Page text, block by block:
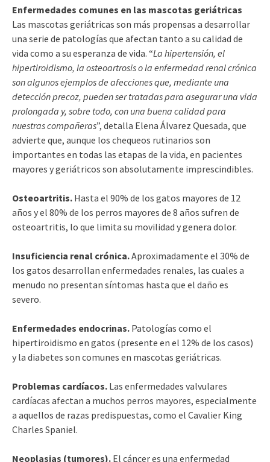
Enfermedades comunes en las mascotas geriátricas
Las mascotas geriátricas son más propensas a desarrollar
una serie de patologías que afectan tanto a su calidad de
vida como a su esperanza de vida. “La hipertensión, el
hipertiroidismo, la osteoartrosis o la enfermedad renal crónica
son algunos ejemplos de afecciones que, mediante una
detección precoz, pueden ser tratadas para asegurar una vida
prolongada y, sobre todo, con una buena calidad para
nuestras compañeras”, detalla Elena Álvarez Quesada, que
advierte que, aunque los chequeos rutinarios son
importantes en todas las etapas de la vida, en pacientes
mayores y geriátricos son absolutamente imprescindibles.
Osteoartritis. Hasta el 90% de los gatos mayores de 12
años y el 80% de los perros mayores de 8 años sufren de
osteoartritis, lo que limita su movilidad y genera dolor.
Insuficiencia renal crónica.Aproximadamente el 30% de
los gatos desarrollan enfermedades renales, las cuales a
menudo no presentan síntomas hasta que el daño es
severo.
Enfermedades endocrinas. Patologías como el
hipertiroidismo en gatos (presente en el 12% de los casos)
y la diabetes son comunes en mascotas geriátricas.
Problemas cardíacos. Las enfermedades valvulares
cardíacas afectan a muchos perros mayores, especialmente
a aquellos de razas predispuestas, como el Cavalier King
Charles Spaniel.
Neoplasias (tumores). El cáncer es una enfermedad